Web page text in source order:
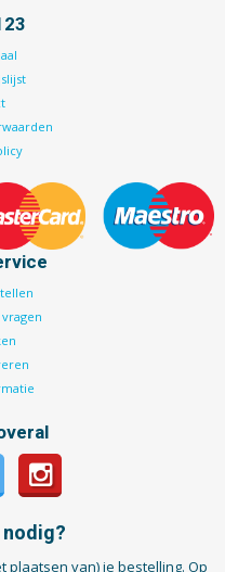
plaatsen van) je bestelling. Op